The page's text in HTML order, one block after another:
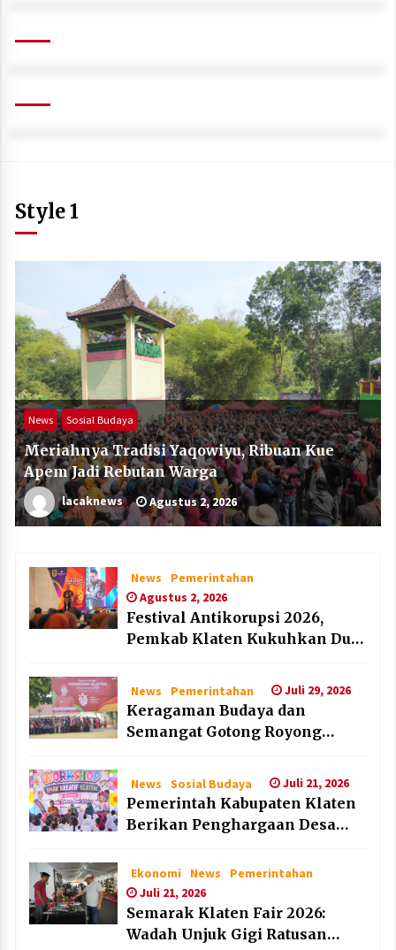
Style 1
News Sosial Budaya
Meriahnya Tradisi Yaqowiyu, Ribuan Kue
Apem Jadi Rebutan Warga
lacaknews Agustus 2, 2026
News
Pemerintahan
Agustus 2, 2026
Festival Antikorupsi 2026,
Pemkab Klaten Kukuhkan Duta
News Pemerintahan Juli 29, 2026
Keragaman Budaya dan
Semangat Gotong Royong
News Sosial Budaya Juli 21, 2026
Pemerintah Kabupaten Klaten
Berikan Penghargaan Desa
HAN 2026
Ekonomi News
Pemerintahan
Juli 21, 2026
Semarak Klaten Fair 2026:
Wadah Unjuk Gigi Ratusan